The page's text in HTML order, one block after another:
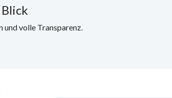
und volle Transparenz.